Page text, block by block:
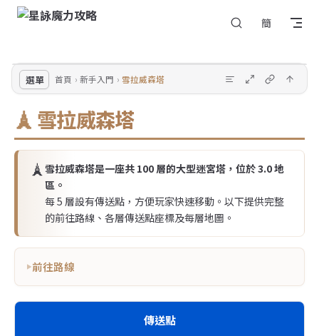
Skip to content 簡
回
選單 首頁 新手入門 雪拉威森塔
🗼 雪拉威森塔
🗼 雪拉威森塔是一座共 100 層的大型迷宮塔，位於 3.0 地
區。
每 5 層設有傳送點，方便玩家快速移動。以下提供完整
的前往路線、各層傳送點座標及每層地圖。
前往路線
傳送點